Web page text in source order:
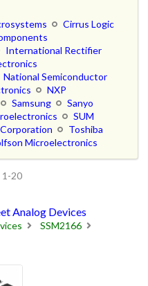
Cirrus Logic
International Rectifier
National Semiconductor
NXP
Samsung
Sanyo
SUM
Toshiba
Microelectronics
1-20
Analog Devices
SSM2166